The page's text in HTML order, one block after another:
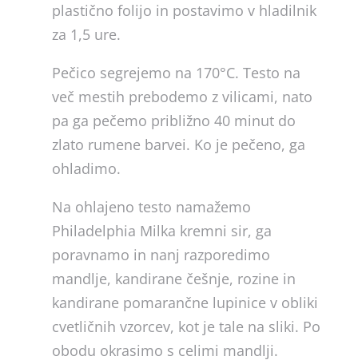
plastično folijo in postavimo v hladilnik
za 1,5 ure.
Pečico segrejemo na 170°C. Testo na
več mestih prebodemo z vilicami, nato
pa ga pečemo približno 40 minut do
zlato rumene barvei. Ko je pečeno, ga
ohladimo.
Na ohlajeno testo namažemo
Philadelphia Milka kremni sir, ga
poravnamo in nanj razporedimo
mandlje, kandirane češnje, rozine in
kandirane pomarančne lupinice v obliki
cvetličnih vzorcev, kot je tale na sliki. Po
obodu okrasimo s celimi mandlji.